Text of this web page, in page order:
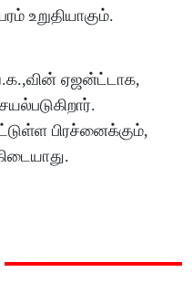
உறுதியாகும்.
ஏஜன்ட்டாக,
பிரச்னைக்கும்,